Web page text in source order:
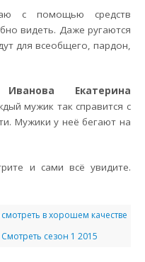
с помощью средств
видеть. Даже ругаются
для всеобщего, пардон,
Екатерина
мужик так справится с
Мужики у неё бегают на
и сами всё увидите.
в хорошем качестве
сезон 1 2015